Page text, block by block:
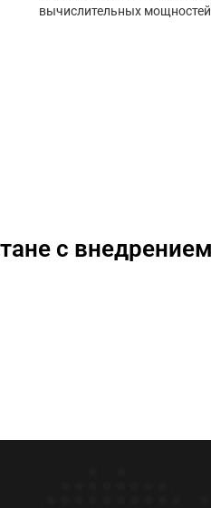
вычислительных мощностей
с